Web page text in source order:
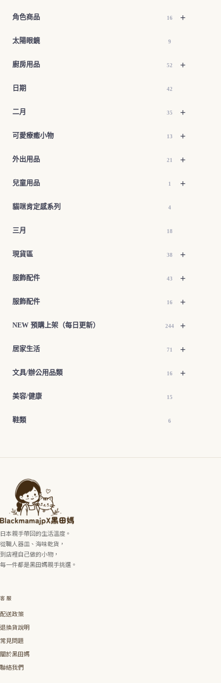
+
角色商品 16
太陽眼鏡 9
+
廚房用品 52
日期 42
+
二月 35
+
可愛療癒小物 13
+
外出用品 21
+
兒童用品 1
貓咪肯定感系列 4
三月 18
+
現貨區 38
+
服飾配件 43
+
服飾配件 16
+
NEW 預購上架（每日更新） 244
+
居家生活 71
+
文具/辦公用品類 16
美容/健康 15
鞋類 6
日本親手帶回的生活溫度。
從職人器皿、海味乾貨，
到店裡自己做的小物，
每一件都是黑田媽親手挑選。
客服
配送政策
退換貨說明
常見問題
關於黑田媽
聯絡我們